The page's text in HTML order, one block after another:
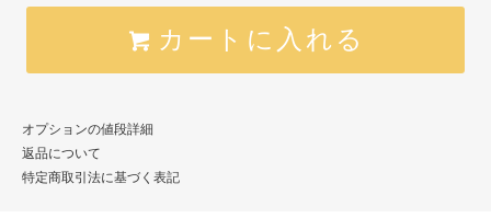
カートに入れる
オプションの値段詳細
返品について
特定商取引法に基づく表記